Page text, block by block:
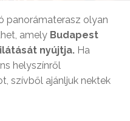
panorámaterasz olyan
amely Budapest
nyújtja. Ha
helyszínről
szívből ajánljuk nektek